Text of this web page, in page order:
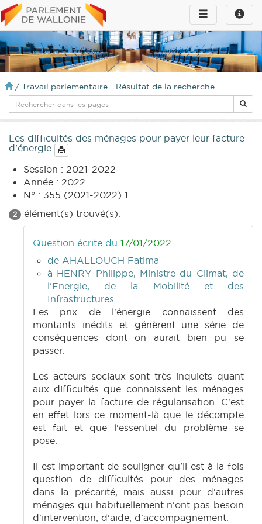
Toggle
infos
Toggle
navigation
/ Travail parlementaire - Résultat de la recherche
Les difficultés des ménages pour payer leur facture
d'énergie
Session : 2021-2022
Année : 2022
N° : 355 (2021-2022) 1
2 élément(s) trouvé(s).
Question écrite du 17/01/2022
de AHALLOUCH Fatima
à HENRY Philippe, Ministre du Climat, de
l'Energie, de la Mobilité et des
Infrastructures
Les prix de l'énergie connaissent des
montants inédits et génèrent une série de
conséquences dont on aurait bien pu se
passer.
Les acteurs sociaux sont très inquiets quant
aux difficultés que connaissent les ménages
pour payer la facture de régularisation. C'est
en effet lors ce moment-là que le décompte
est fait et que l'essentiel du problème se
pose.
Il est important de souligner qu'il est à la fois
question de difficultés pour des ménages
dans la précarité, mais aussi pour d'autres
ménages qui habituellement n'ont pas besoin
d'intervention, d'aide, d'accompagnement.